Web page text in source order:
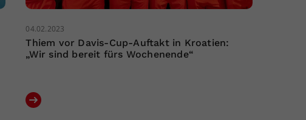
04.02.2023
Thiem vor Davis-Cup-Auftakt in Kroatien:
„Wir sind bereit fürs Wochenende“